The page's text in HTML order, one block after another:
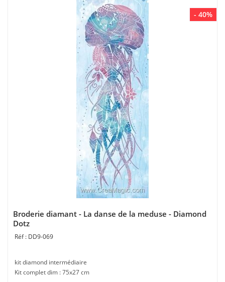
- 40%
Broderie diamant - La danse de la meduse - Diamond
Dotz
DD9-069
kit diamond intermédiaire
Kit complet dim : 75x27 cm